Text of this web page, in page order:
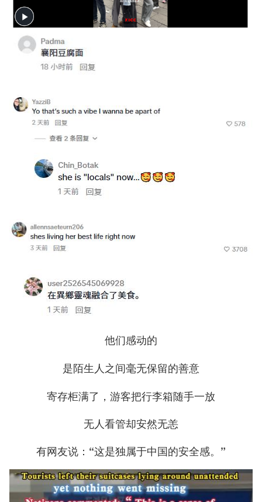
他们感动的
是陌生人之间毫无保留的善意
寄存柜满了，游客把行李箱随手一放
无人看管却安然无恙
有网友说：“这是独属于中国的安全感。”